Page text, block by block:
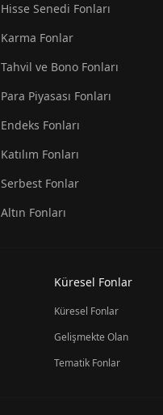
Hisse Senedi Fonları
Karma Fonlar
Tahvil ve Bono Fonları
Para Piyasası Fonları
Endeks Fonları
Katılım Fonları
Serbest Fonlar
Altın Fonları
Küresel Fonlar
Küresel Fonlar
Gelişmekte Olan
Tematik Fonlar